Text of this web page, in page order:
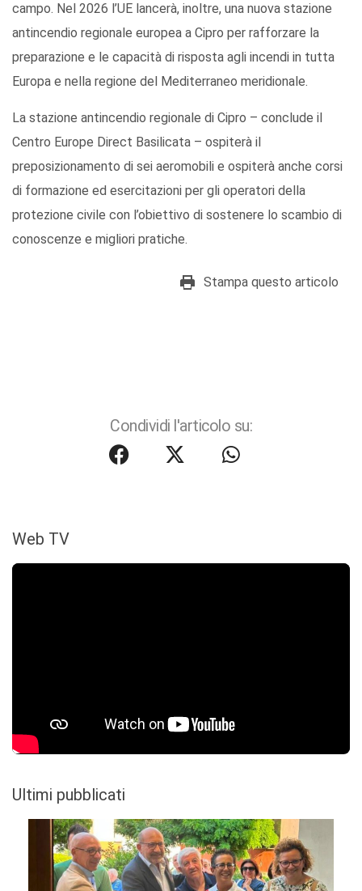
campo. Nel 2026 l’UE lancerà, inoltre, una nuova stazione
antincendio regionale europea a Cipro per rafforzare la
preparazione e le capacità di risposta agli incendi in tutta
Europa e nella regione del Mediterraneo meridionale.
La stazione antincendio regionale di Cipro – conclude il
Centro Europe Direct Basilicata – ospiterà il
preposizionamento di sei aeromobili e ospiterà anche corsi
di formazione ed esercitazioni per gli operatori della
protezione civile con l’obiettivo di sostenere lo scambio di
conoscenze e migliori pratiche.
Stampa questo articolo
Condividi l'articolo su:
Web TV
Ultimi pubblicati